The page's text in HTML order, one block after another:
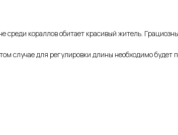
кораллов обитает красивый житель.
случае для регулировки длины необходимо будет